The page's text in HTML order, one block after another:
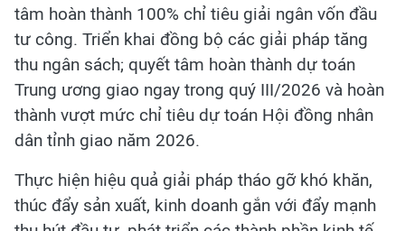
tâm hoàn thành 100% chỉ tiêu giải ngân vốn đầu
tư công. Triển khai đồng bộ các giải pháp tăng
thu ngân sách; quyết tâm hoàn thành dự toán
Trung ương giao ngay trong quý III/2026 và hoàn
thành vượt mức chỉ tiêu dự toán Hội đồng nhân
dân tỉnh giao năm 2026.
Thực hiện hiệu quả giải pháp tháo gỡ khó khăn,
thúc đẩy sản xuất, kinh doanh gắn với đẩy mạnh